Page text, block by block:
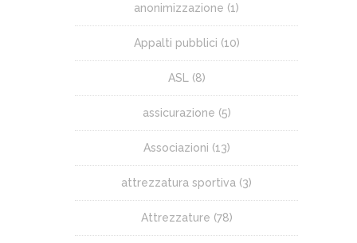
anonimizzazione (1)
Appalti pubblici (10)
ASL (8)
assicurazione (5)
Associazioni (13)
attrezzatura sportiva (3)
Attrezzature (78)